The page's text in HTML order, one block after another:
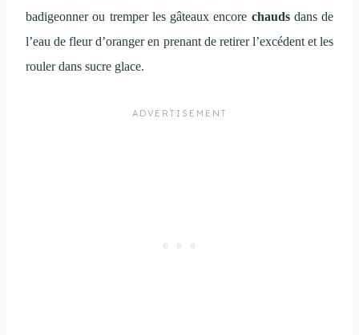
badigeonner ou tremper les gâteaux encore chaudsdans de
l’eau de fleur d’oranger en prenant de retirer l’excédent et les
rouler dans sucre glace.